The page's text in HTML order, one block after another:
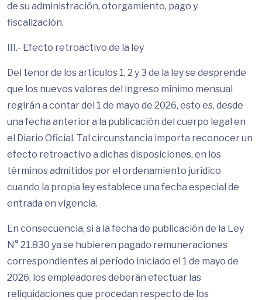
de su administración, otorgamiento, pago y
fiscalización.
III.- Efecto retroactivo de la ley
Del tenor de los artículos 1, 2 y 3 de la ley se desprende
que los nuevos valores del ingreso mínimo mensual
regirán a contar del 1 de mayo de 2026, esto es, desde
una fecha anterior a la publicación del cuerpo legal en
el Diario Oficial. Tal circunstancia importa reconocer un
efecto retroactivo a dichas disposiciones, en los
términos admitidos por el ordenamiento jurídico
cuando la propia ley establece una fecha especial de
entrada en vigencia.
En consecuencia, si a la fecha de publicación de la Ley
N° 21.830 ya se hubieren pagado remuneraciones
correspondientes al período iniciado el 1 de mayo de
2026, los empleadores deberán efectuar las
reliquidaciones que procedan respecto de los